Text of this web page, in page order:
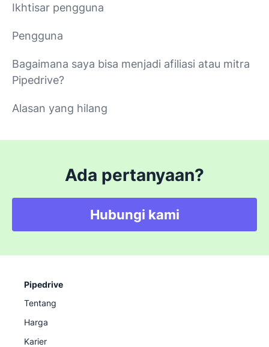
Ikhtisar pengguna
Pengguna
Bagaimana saya bisa menjadi afiliasi atau mitra
Pipedrive?
Alasan yang hilang
Ada pertanyaan?
Hubungi kami
Pipedrive
Tentang
Harga
Karier